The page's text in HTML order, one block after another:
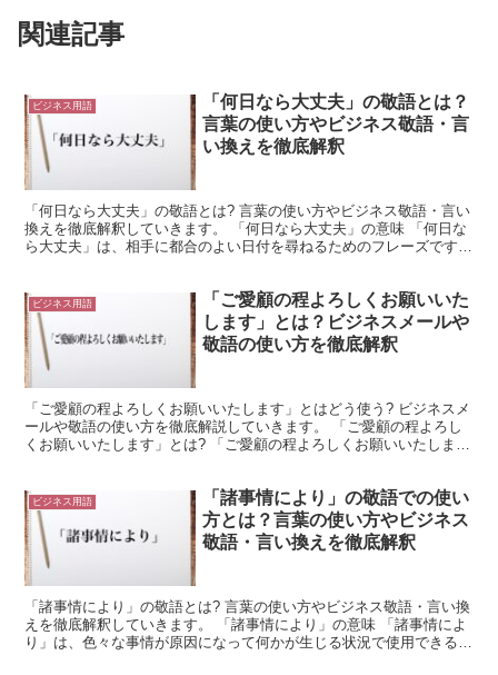
関連記事
ビジネス用語
「何日なら大丈夫」の敬語とは？
言葉の使い方やビジネス敬語・言
い換えを徹底解釈
「何日なら大丈夫」の敬語とは? 言葉の使い方やビジネス敬語・言い
換えを徹底解釈していきます。 「何日なら大丈夫」の意味 「何日な
ら大丈夫」は、相手に都合のよい日付を尋ねるためのフレーズです。
ビジネス用語
「ご愛顧の程よろしくお願いいた
します」とは？ビジネスメールや
敬語の使い方を徹底解釈
「ご愛顧の程よろしくお願いいたします」とはどう使う? ビジネスメ
ールや敬語の使い方を徹底解説していきます。 「ご愛顧の程よろし
くお願いいたします」とは? 「ご愛顧の程よろしくお願いいたしま
ビジネス用語
「諸事情により」の敬語での使い
方とは？言葉の使い方やビジネス
敬語・言い換えを徹底解釈
「諸事情により」の敬語とは? 言葉の使い方やビジネス敬語・言い換
えを徹底解釈していきます。 「諸事情により」の意味 「諸事情によ
り」は、色々な事情が原因になって何かが生じる状況で使用できる言